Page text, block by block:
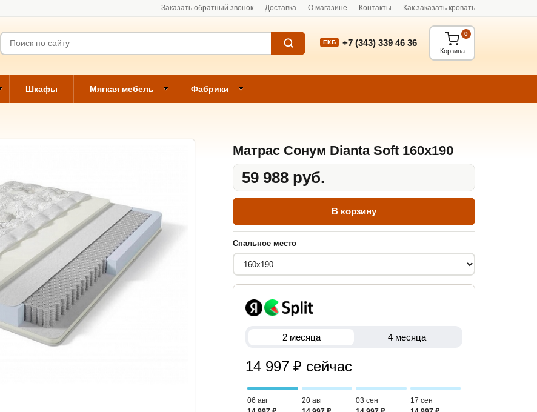
Заказать обратный звонок Доставка О магазине Контакты Как заказать кровать
ЕКБ +7 (343) 339 46 36
Корзина
0
Шкафы Мягкая мебель Фабрики
Матрас Сонум Dianta Soft 160x190
59 988 руб.
В корзину
Спальное место
2 месяца 4 месяца
14 997 ₽ сейчас
06 авг
20 авг
03 сен
17 сен